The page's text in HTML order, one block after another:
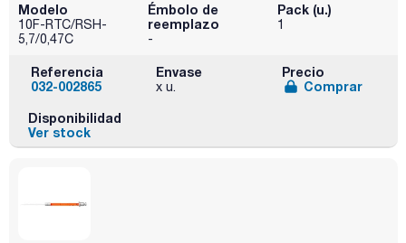
Modelo
10F-RTC/RSH-
5,7/0,47C
Émbolo de
reemplazo
-
Pack (u.)
1
Referencia
032-002865
Envase
x u.
Precio
Comprar
Disponibilidad
Ver stock